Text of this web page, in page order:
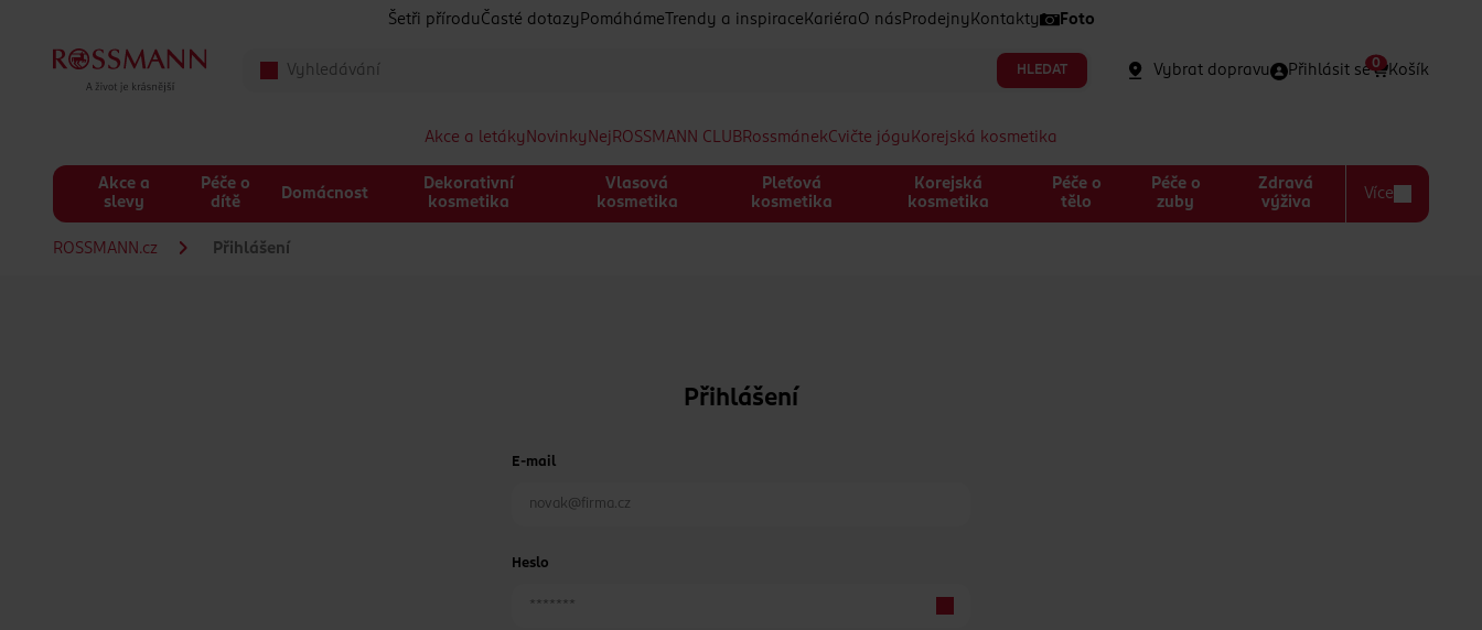
Šetři přírodu Časté dotazy Pomáháme Trendy a inspirace Kariéra O nás Prodejny Kontakty Foto
HLEDAT Vybrat dopravu Přihlásit se Košík
0
Akce a letáky Novinky Nej ROSSMANN CLUBRossmánekCvičte jógu Korejská kosmetika
Akce a
slevy
Péče o
dítě
Domácnost
Dekorativní
kosmetika
Vlasová
kosmetika
Pleťová
kosmetika
Korejská
kosmetika
Péče o
tělo
Péče o
zuby
Zdravá
výživa
Více
ROSSMANN.cz Přihlášení
Přihlášení
E-mail
Heslo